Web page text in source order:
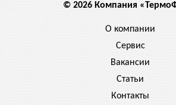
© 2026 Компания
О компании
Сервис
Вакансии
Статьи
Контакты